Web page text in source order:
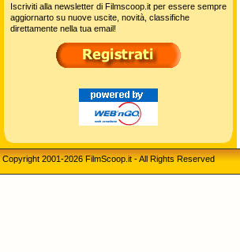
Iscriviti alla newsletter di Filmscoop.it per essere sempre
aggiornarto su nuove uscite, novità, classifiche
direttamente nella tua email!
Copyright 2001-2026 FilmScoop.it - All Rights Reserved